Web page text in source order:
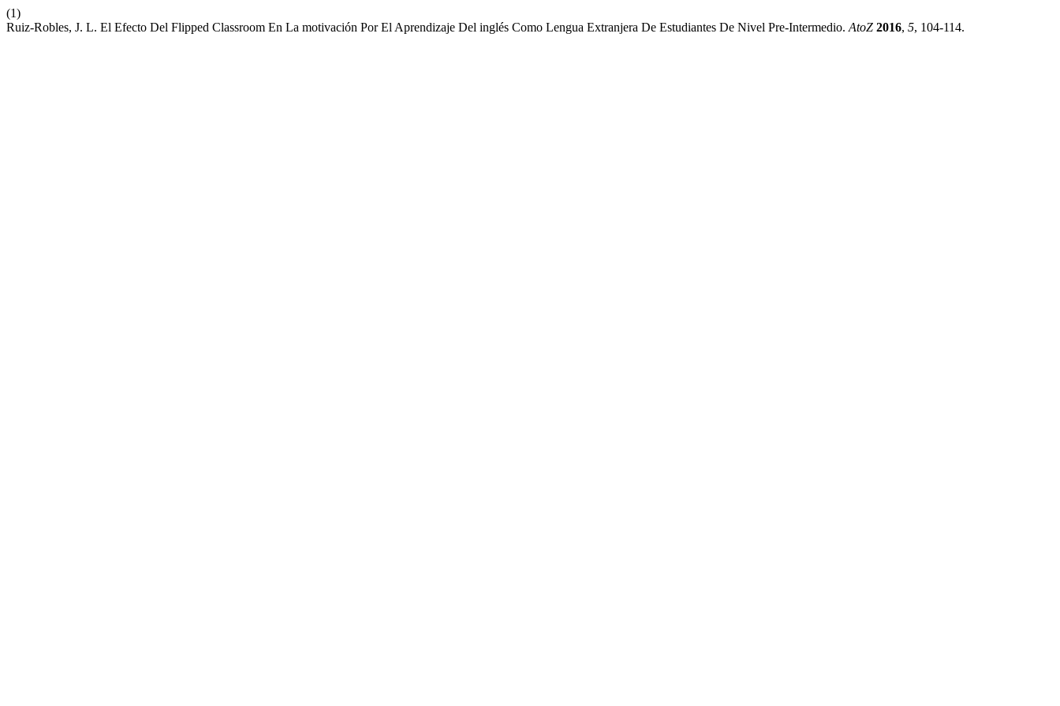
(1)
Ruiz-Robles, J. L. El Efecto Del Flipped Classroom En La motivación Por El Aprendizaje Del inglés Como Lengua Extranjera De Estudiantes De Nivel Pre-Intermedio. AtoZ 2016, 5, 104-114.